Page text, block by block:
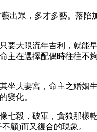
出眾，多才多藝。落
要大限流年吉利，就
主在選擇配偶時往往不
坐夫妻宮，命主之婚
變化。
七殺，破軍，貪狼那
顧)而又復合的現象。